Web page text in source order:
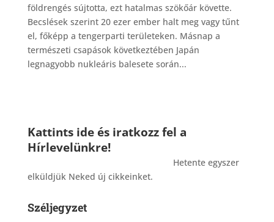
földrengés sújtotta, ezt hatalmas szökőár követte.
Becslések szerint 20 ezer ember halt meg vagy tűnt
el, főképp a tengerparti területeken. Másnap a
természeti csapások következtében Japán
legnagyobb nukleáris balesete során...
Kattints ide és iratkozz fel a
Hírlevelünkre!
Hetente egyszer
elküldjük Neked új cikkeinket.
Széljegyzet